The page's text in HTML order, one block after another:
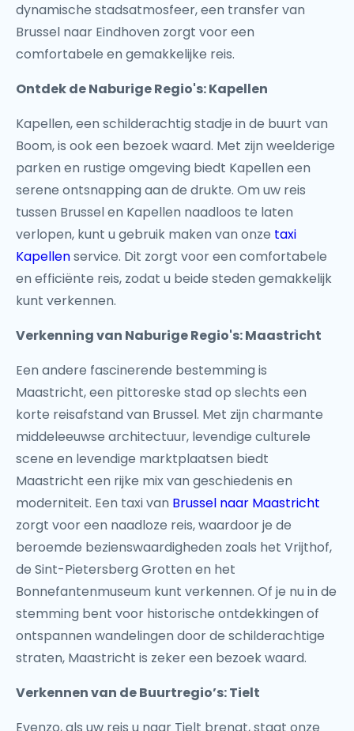
dynamische stadsatmosfeer, een transfer van
Brussel naar Eindhoven zorgt voor een
comfortabele en gemakkelijke reis.
Ontdek de Naburige Regio's: Kapellen
Kapellen, een schilderachtig stadje in de buurt van
Boom, is ook een bezoek waard. Met zijn weelderige
parken en rustige omgeving biedt Kapellen een
serene ontsnapping aan de drukte. Om uw reis
tussen Brussel en Kapellen naadloos te laten
verlopen, kunt u gebruik maken van onze taxi
Kapellenservice. Dit zorgt voor een comfortabele
en efficiënte reis, zodat u beide steden gemakkelijk
kunt verkennen.
Verkenning van Naburige Regio's: Maastricht
Een andere fascinerende bestemming is
Maastricht, een pittoreske stad op slechts een
korte reisafstand van Brussel. Met zijn charmante
middeleeuwse architectuur, levendige culturele
scene en levendige marktplaatsen biedt
Maastricht een rijke mix van geschiedenis en
moderniteit. Een taxi van Brussel naar Maastricht
zorgt voor een naadloze reis, waardoor je de
beroemde bezienswaardigheden zoals het Vrijthof,
de Sint-Pietersberg Grotten en het
Bonnefantenmuseum kunt verkennen. Of je nu in de
stemming bent voor historische ontdekkingen of
ontspannen wandelingen door de schilderachtige
straten, Maastricht is zeker een bezoek waard.
Verkennen van de Buurtregio’s: Tielt